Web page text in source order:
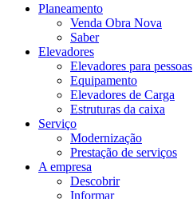
Planeamento
Venda Obra Nova
Saber
Elevadores
Elevadores para pessoas
Equipamento
Elevadores de Carga
Estruturas da caixa
Serviço
Modernização
Prestação de serviços
A empresa
Descobrir
Informar